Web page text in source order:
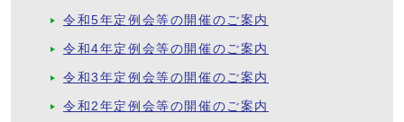
令和5年定例会等の開催のご案内
令和4年定例会等の開催のご案内
令和3年定例会等の開催のご案内
令和2年定例会等の開催のご案内